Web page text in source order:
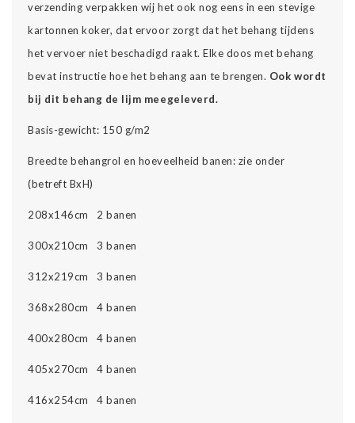
verzending verpakken wij het ook nog eens in een stevige
kartonnen koker, dat ervoor zorgt dat het behang tijdens
het vervoer niet beschadigd raakt. Elke doos met behang
bevat instructie hoe het behang aan te brengen. Ook wordt
bij dit behang de lijm meegeleverd.
Basis-gewicht: 150 g/m2
Breedte behangrol en hoeveelheid banen: zie onder
(betreft BxH)
208x146cm 2 banen
300x210cm 3 banen
312x219cm 3 banen
368x280cm 4 banen
400x280cm 4 banen
405x270cm 4 banen
416x254cm 4 banen